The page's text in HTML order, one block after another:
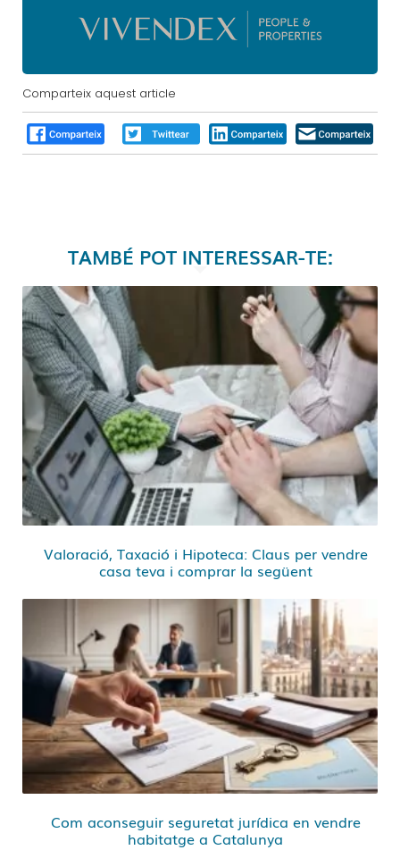
Comparteix aquest article
TAMBÉ POT INTERESSAR-TE:
Valoració, Taxació i Hipoteca: Claus per vendre
casa teva i comprar la següent
Com aconseguir seguretat jurídica en vendre
habitatge a Catalunya